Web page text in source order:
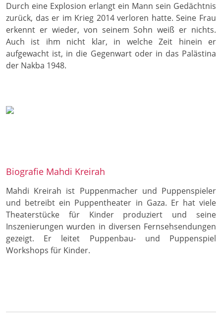
Durch eine Explosion erlangt ein Mann sein Gedächtnis
zurück, das er im Krieg 2014 verloren hatte. Seine Frau
erkennt er wieder, von seinem Sohn weiß er nichts.
Auch ist ihm nicht klar, in welche Zeit hinein er
aufgewacht ist, in die Gegenwart oder in das Palästina
der Nakba 1948.
Biografie Mahdi Kreirah
Mahdi Kreirah ist Puppenmacher und Puppenspieler
und betreibt ein Puppentheater in Gaza. Er hat viele
Theaterstücke für Kinder produziert und seine
Inszenierungen wurden in diversen Fernsehsendungen
gezeigt. Er leitet Puppenbau- und Puppenspiel
Workshops für Kinder.